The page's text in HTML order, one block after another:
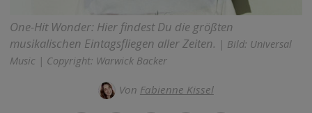
One-Hit Wonder: Hier findest Du die größten
musikalischen Eintagsfliegen aller Zeiten. | Bild: Universal
Music | Copyright: Warwick Backer
Von Fabienne Kissel